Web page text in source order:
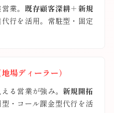
業。 既存顧客深耕＋新規
代行を活用。常駐型・固定
場ディーラー）
る営業が強み。 新規開拓
型・コール課金型代行を活